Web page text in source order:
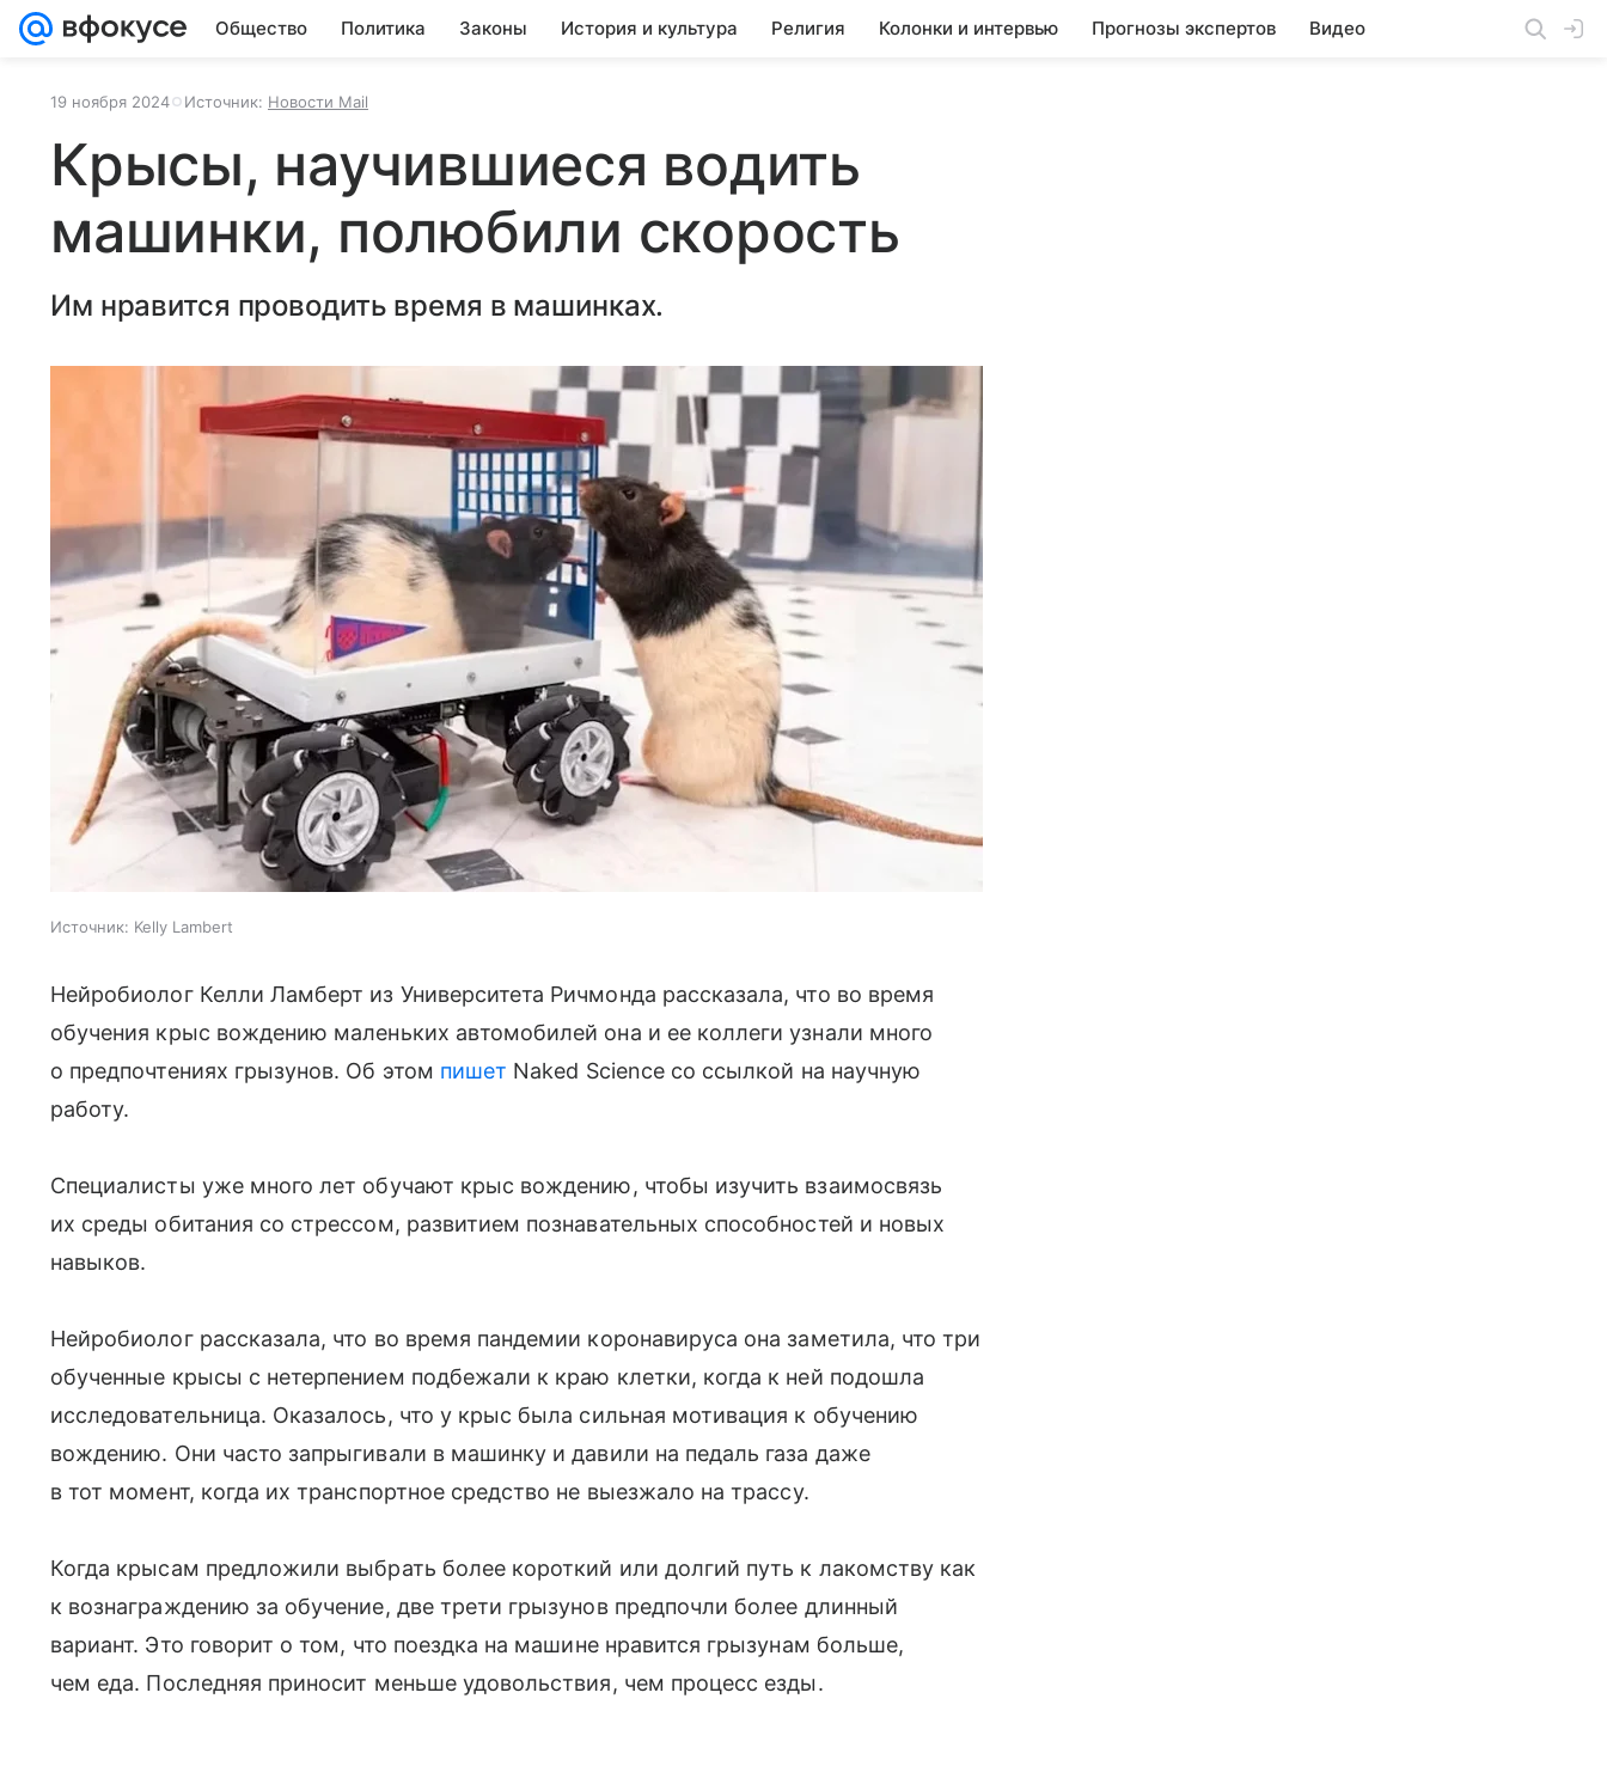
Общество Политика Законы История и культура Религия Колонки и интервью Прогнозы экспертов Видео
19 ноября 2024 Источник: Новости Mail
Крысы, научившиеся водить
машинки, полюбили скорость
Им нравится проводить время в машинках.
Источник: Kelly Lambert
Нейробиолог Келли Ламберт из Университета Ричмонда рассказала, что во время
обучения крыс вождению маленьких автомобилей она и ее коллеги узнали много
о предпочтениях грызунов. Об этом пишет Naked Science со ссылкой на научную
работу.
Специалисты уже много лет обучают крыс вождению, чтобы изучить взаимосвязь
их среды обитания со стрессом, развитием познавательных способностей и новых
навыков.
Нейробиолог рассказала, что во время пандемии коронавируса она заметила, что три
обученные крысы с нетерпением подбежали к краю клетки, когда к ней подошла
исследовательница. Оказалось, что у крыс была сильная мотивация к обучению
вождению. Они часто запрыгивали в машинку и давили на педаль газа даже
в тот момент, когда их транспортное средство не выезжало на трассу.
Когда крысам предложили выбрать более короткий или долгий путь к лакомству как
к вознаграждению за обучение, две трети грызунов предпочли более длинный
вариант. Это говорит о том, что поездка на машине нравится грызунам больше,
чем еда. Последняя приносит меньше удовольствия, чем процесс езды.